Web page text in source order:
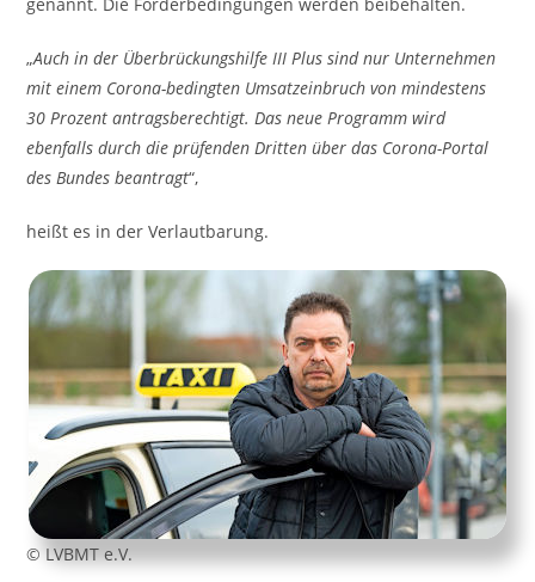
„Auch in der Überbrückungshilfe III Plus sind nur Unternehmen
mit einem Corona-bedingten Umsatzeinbruch von mindestens
30 Prozent antragsberechtigt. Das neue Programm wird
ebenfalls durch die prüfenden Dritten über das Corona-Portal
des Bundes beantragt“,
heißt es in der Verlautbarung.
© LVBMT e.V.